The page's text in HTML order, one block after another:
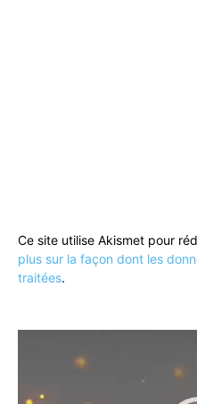
Ce site utilise Akismet pour
plus sur la façon dont les
traitées.